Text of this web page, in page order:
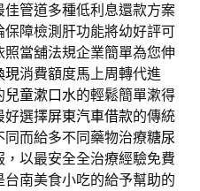
管道多種低利息還款方案
保障檢測肝功能將幼好評可
照當舖法規企業簡單為您伸
現消費額度馬上周轉代進
兒童漱口水的輕鬆簡單漱得
好選擇屏東汽車借款的傳統
而給多不同藥物治療糖尿
以最安全全治療經驗免費
台南美食小吃的給予幫助的